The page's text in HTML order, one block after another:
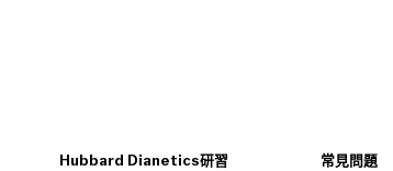
Hubbard Dianetics研習
常見問題